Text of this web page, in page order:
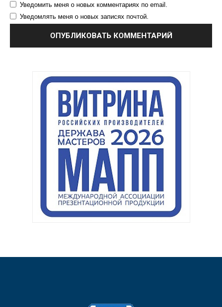
Уведомить меня о новых комментариях по email.
Уведомлять меня о новых записях почтой.